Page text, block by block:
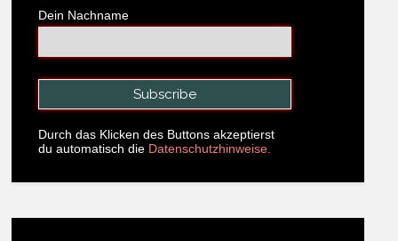
Dein Nachname
Durch das Klicken des Buttons akzeptierst
du automatisch die Datenschutzhinweise.